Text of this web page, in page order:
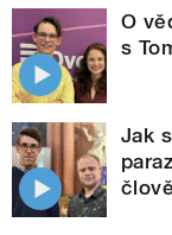
O
s
Jak